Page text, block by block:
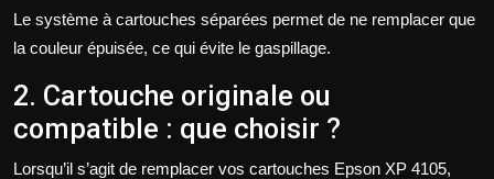
Le système à cartouches séparées permet de ne remplacer que
la couleur épuisée, ce qui évite le gaspillage.
2. Cartouche originale ou
compatible : que choisir ?
Lorsqu’il s’agit de remplacer vos cartouches Epson XP 4105,